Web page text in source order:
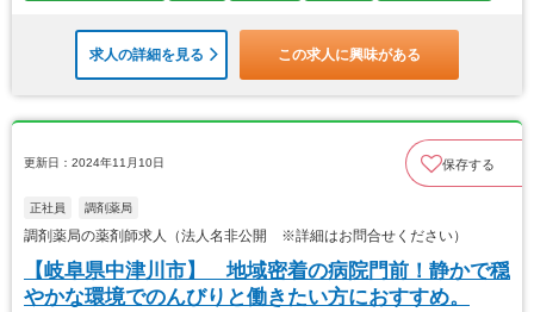
求人の詳細を見る この求人に興味がある
更新日：2024年11月10日 保存する
正社員 調剤薬局
調剤薬局の薬剤師求人（法人名非公開 ※詳細はお問合せください）
【岐阜県中津川市】 地域密着の病院門前！静かで穏
やかな環境でのんびりと働きたい方におすすめ。